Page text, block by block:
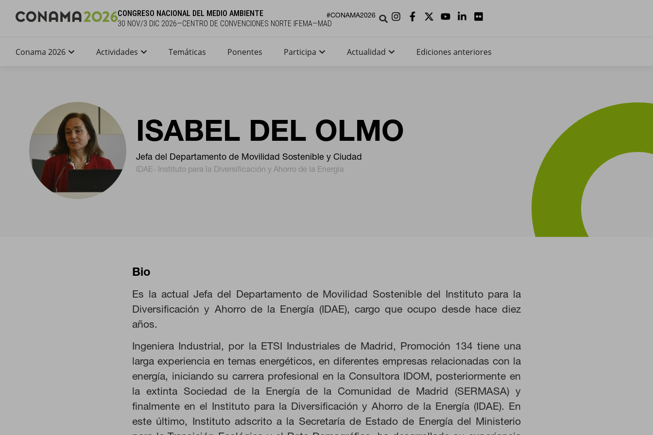
CONGRESO NACIONAL DEL MEDIO AMBIENTE
30 NOV/3 DIC 2026—CENTRO DE CONVENCIONES NORTE IFEMA—MAD
#CONAMA2026
Conama 2026 Actividades Temáticas Ponentes Participa Actualidad Ediciones anteriores
ISABEL DEL OLMO
Jefa del Departamento de Movilidad Sostenible y Ciudad
IDAE- Instituto para la Diversificación y Ahorro de la Energía
Bio
Es la actual Jefa del Departamento de Movilidad Sostenible del Instituto para la
Diversificación y Ahorro de la Energía (IDAE), cargo que ocupo desde hace diez
años.
Ingeniera Industrial, por la ETSI Industriales de Madrid, Promoción 134 tiene una
larga experiencia en temas energéticos, en diferentes empresas relacionadas con la
energía, iniciando su carrera profesional en la Consultora IDOM, posteriormente en
la extinta Sociedad de la Energía de la Comunidad de Madrid (SERMASA) y
finalmente en el Instituto para la Diversificación y Ahorro de la Energía (IDAE). En
este último, Instituto adscrito a la Secretaría de Estado de Energía del Ministerio
CONFIGURACIÓN DE COOKIES RECHAZAR TODO HABILITAR TODO